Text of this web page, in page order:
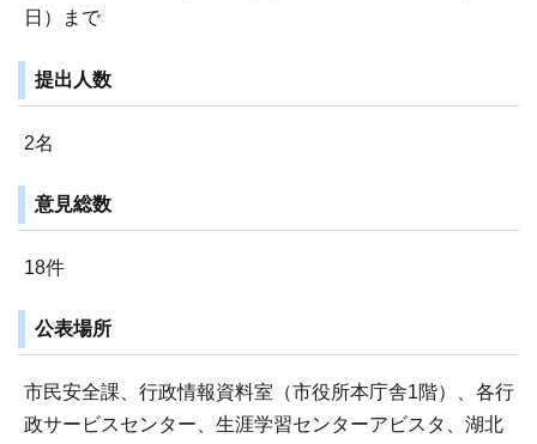
日）まで
提出人数
2名
意見総数
18件
公表場所
市民安全課、行政情報資料室（市役所本庁舎1階）、各行
政サービスセンター、生涯学習センターアビスタ、湖北